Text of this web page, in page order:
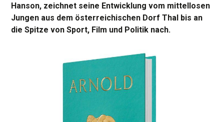
Hanson, zeichnet seine Entwicklung vom mittellosen
Jungen aus dem österreichischen Dorf Thal bis an
die Spitze von Sport, Film und Politik nach.